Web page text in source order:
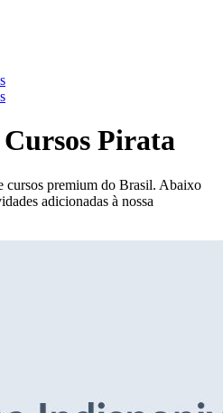
Cursos Pirata
cursos premium do Brasil. Abaixo
adicionadas à nossa